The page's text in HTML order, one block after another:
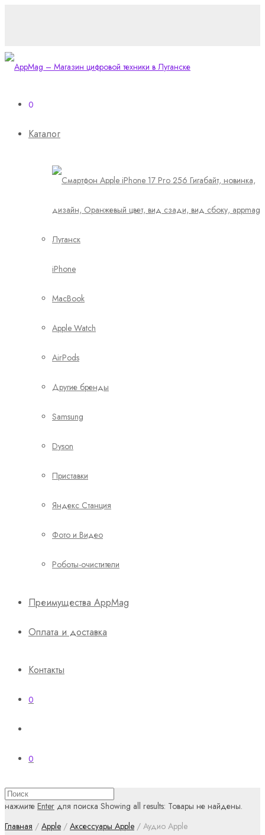
0
Каталог
iPhone
MacBook
Apple Watch
AirPods
Другие бренды
Samsung
Dyson
Приставки
Яндекс Станция
Фото и Видео
Роботы-очистители
Преимущества AppMag
Оплата и доставка
Контакты
0
0
нажмите Enter для поиска Showing all results: Товары не найдены.
Главная / Apple / Аксессуары Apple / Аудио Apple